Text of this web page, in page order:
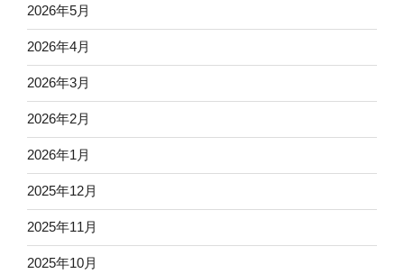
2026年5月
2026年4月
2026年3月
2026年2月
2026年1月
2025年12月
2025年11月
2025年10月